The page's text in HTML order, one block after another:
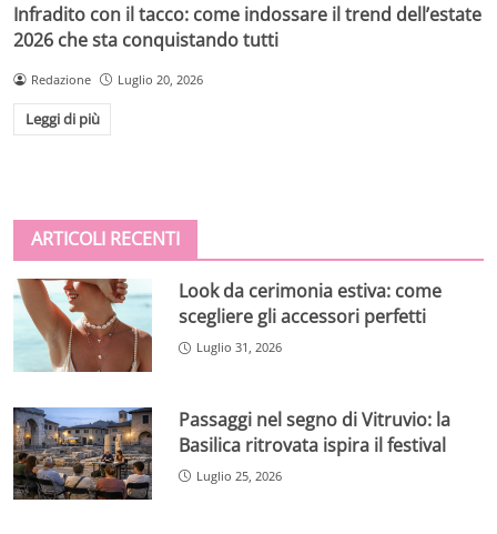
Infradito con il tacco: come indossare il trend dell’estate
2026 che sta conquistando tutti
Redazione Luglio 20, 2026
Leggi di più
ARTICOLI RECENTI
Look da cerimonia estiva: come
scegliere gli accessori perfetti
Luglio 31, 2026
Passaggi nel segno di Vitruvio: la
Basilica ritrovata ispira il festival
Luglio 25, 2026